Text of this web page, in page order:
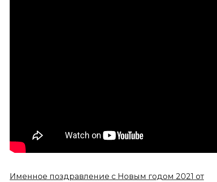
Именное поздравление с Новым годом 2021 от